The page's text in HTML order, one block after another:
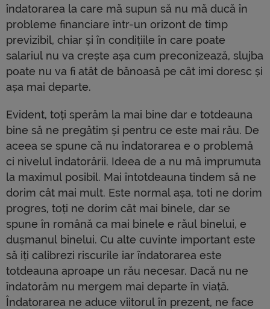
îndatorarea la care mă supun să nu mă ducă în
probleme financiare într-un orizont de timp
previzibil, chiar și în condițiile în care poate
salariul nu va crește așa cum preconizează, slujba
poate nu va fi atât de bănoasă pe cât imi doresc și
așa mai departe.
Evident, toți sperăm la mai bine dar e totdeauna
bine să ne pregătim și pentru ce este mai rău. De
aceea se spune că nu îndatorarea e o problemă
ci nivelul îndatorării. Ideea de a nu mă imprumuta
la maximul posibil. Mai întotdeauna tindem să ne
dorim cât mai mult. Este normal așa, toti ne dorim
progres, toți ne dorim cât mai binele, dar se
spune în română ca mai binele e răul binelui, e
dușmanul binelui. Cu alte cuvinte important este
să iți calibrezi riscurile iar îndatorarea este
totdeauna aproape un rău necesar. Dacă nu ne
îndatorăm nu mergem mai departe în viață.
Îndatorarea ne aduce viitorul în prezent, ne face